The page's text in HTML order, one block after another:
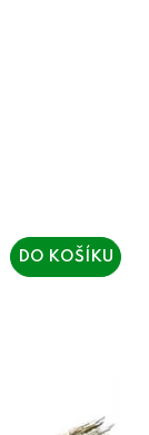
DO KOŠÍKU